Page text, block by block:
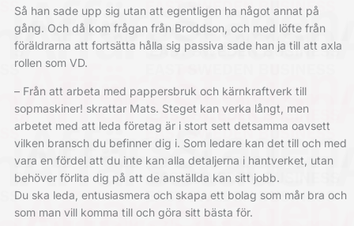
Så han sade upp sig utan att egentligen ha något annat på
gång. Och då kom frågan från Broddson, och med löfte från
föräldrarna att fortsätta hålla sig passiva sade han ja till att axla
rollen som VD.
– Från att arbeta med pappersbruk och kärnkraftverk till
sopmaskiner! skrattar Mats. Steget kan verka långt, men
arbetet med att leda företag är i stort sett detsamma oavsett
vilken bransch du befinner dig i. Som ledare kan det till och med
vara en fördel att du inte kan alla detaljerna i hantverket, utan
behöver förlita dig på att de anställda kan sitt jobb.
Du ska leda, entusiasmera och skapa ett bolag som mår bra och
som man vill komma till och göra sitt bästa för.